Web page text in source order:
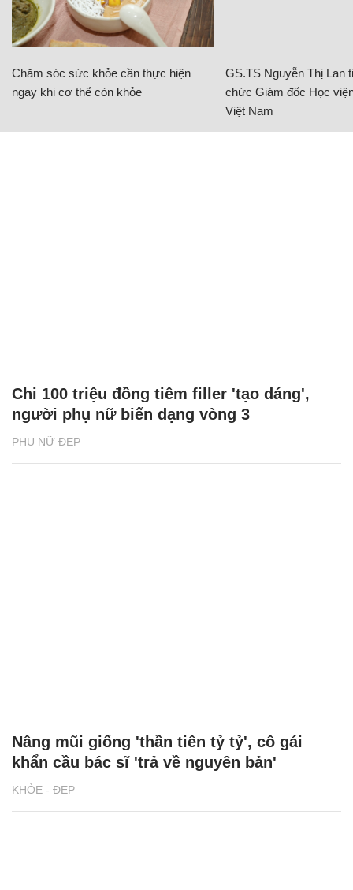
Chăm sóc sức khỏe cần thực hiện
ngay khi cơ thể còn khỏe
GS.TS Nguyễn Thị Lan
chức Giám đốc Học
Việt Nam
PHỤ NỮ ĐẸP
Chi 100 triệu đồng tiêm filler 'tạo dáng',
người phụ nữ biến dạng vòng 3
KHỎE - ĐẸP
Nâng mũi giống 'thần tiên tỷ tỷ', cô gái
khẩn cầu bác sĩ 'trả về nguyên bản'